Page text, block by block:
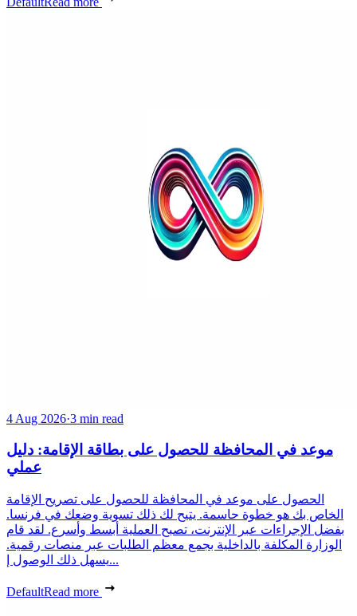
4 Aug 2026·3 min read
موعد في المحافظة للحصول على بطاقة الإقامة: دليل
عملي
الحصول على موعد في المحافظة للحصول على تصريح الإقامة
الخاص بك هو خطوة حاسمة. يتيح لك ذلك تسوية وضعك في فرنسا.
بفضل الإجراءات عبر الإنترنت، تصبح العملية أبسط وأسرع. لقد قام
الوزارة المكلفة بالداخلية بجمع معظم الطلبات عبر منصات رقمية.
يسهل ذلك الوصول إ...
DefaultRead more